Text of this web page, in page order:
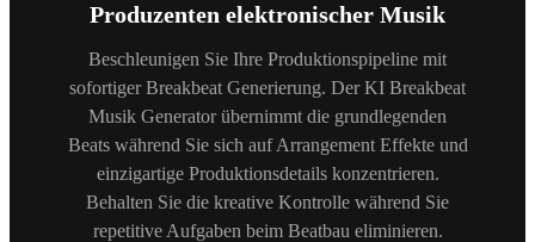
Produzenten elektronischer Musik
Beschleunigen Sie Ihre Produktionspipeline mit
sofortiger Breakbeat Generierung. Der KI Breakbeat
Musik Generator übernimmt die grundlegenden
Beats während Sie sich auf Arrangement Effekte und
einzigartige Produktionsdetails konzentrieren.
Behalten Sie die kreative Kontrolle während Sie
repetitive Aufgaben beim Beatbau eliminieren.